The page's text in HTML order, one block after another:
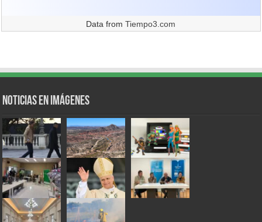
Data fromTiempo3.com
Noticias en Imágenes